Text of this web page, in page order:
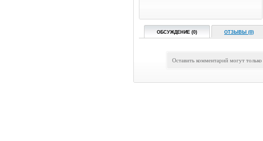
ОБСУЖДЕНИЕ (0) ОТЗЫВЫ (0)
Оставить комментарий могут только